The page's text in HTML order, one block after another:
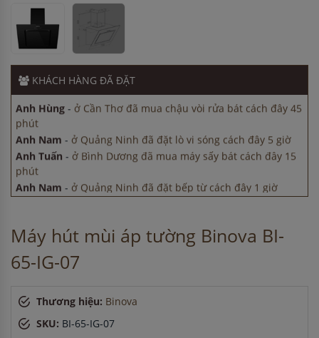
KHÁCH HÀNG ĐÃ ĐẶT
Anh Nam
ở Quảng Ninh đã đặt lò vi sóng cách đây 5 giờ
Anh Tuấn
phút
ở Quảng Ninh đã đặt bếp từ cách đây 1 giờ
Anh Hùng
ở Cần Thơ đã mua máy sấy bát cách đây 3 giờ
Anh Hùng
ở Cần Thơ đã mua chậu vòi rửa bát cách đây 45
phút
Anh Nam
Anh Tuấn
ở Bình Dương đã mua máy sấy bát cách đây 15
phút
Anh Nam
Anh Hùng
-ở Cần Thơ đã mua máy sấy bát cách đây 3 giờ
Anh Hùng-ở Cần Thơ đã mua chậu vòi rửa bát cách đây 45
Anh Nam-ở Quảng Ninh đã đặt lò vi sóng cách đây 5 giờ
Máy hút mùi áp tường Binova BI-
65-IG-07
Thương hiệu: Binova
SKU: BI-65-IG-07